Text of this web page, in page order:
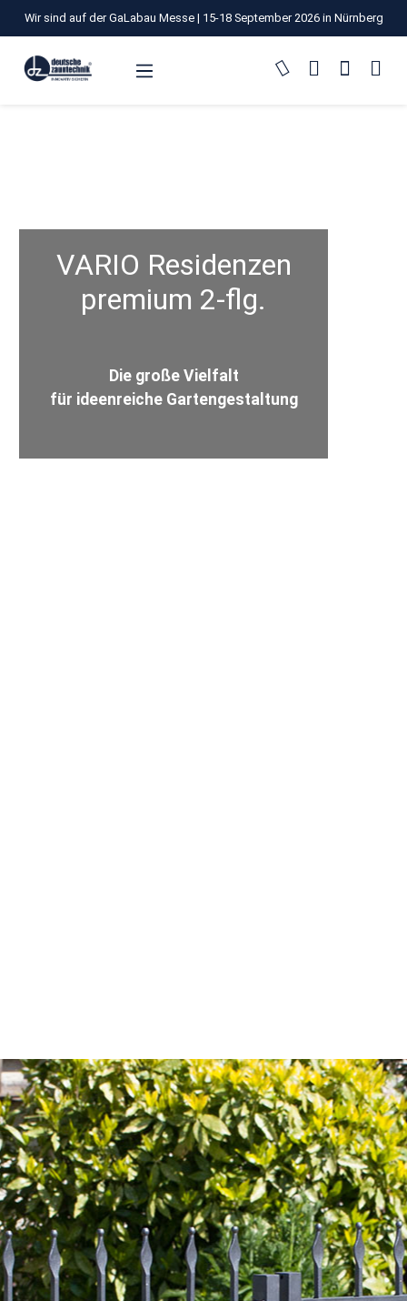
Zum Hauptinhalt springen
Wir sind auf der GaLabau Messe | 15-18 September 2026 in Nürnberg
VARIO Residenzen
premium 2-flg.
Die große Vielfalt
für ideenreiche Gartengestaltung